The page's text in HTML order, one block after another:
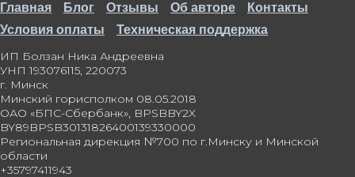
Главная Блог Отзывы Об авторе
Контакты
Условия оплаты
Техническая поддержка
ИП Болзан Ника Андреевна
УНП 193076115, 220073
г. Минск
Минский горисполком 08.05.2018
ОАО «БПС-Сбербанк», BPSBBY2X
BY89BPSB30131826400139330000
Региональная дирекция №700 по г.Минску и Минской
области
+35797411943